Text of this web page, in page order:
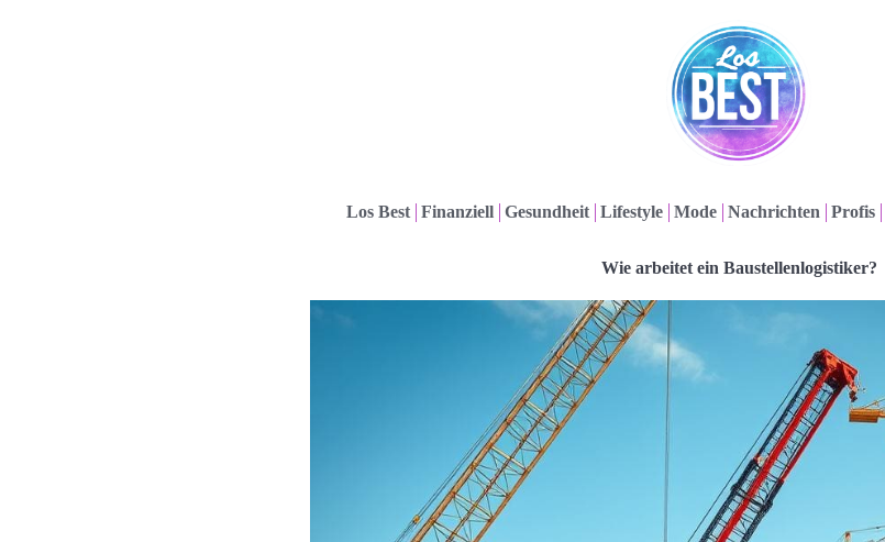
Los Best Finanziell Gesundheit Lifestyle Mode Nachrichten Profis
Wie arbeitet ein Baustellenlogistiker?